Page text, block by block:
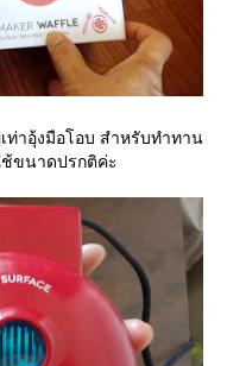
าอุ้งมือโอบ สำหรับทำทาน
ช้ขนาดปรกติค่ะ